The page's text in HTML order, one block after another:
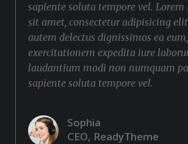
sapiente soluta tempore vel.
sit amet, consectetur adipisicing
autem delectus dignissimos ea
exercitationem expedita iure
laudantium modi non numquam
sapiente soluta tempore vel.
Sophia
CEO, ReadyTheme